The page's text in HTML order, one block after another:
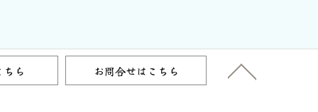
ら お問合せはこちら